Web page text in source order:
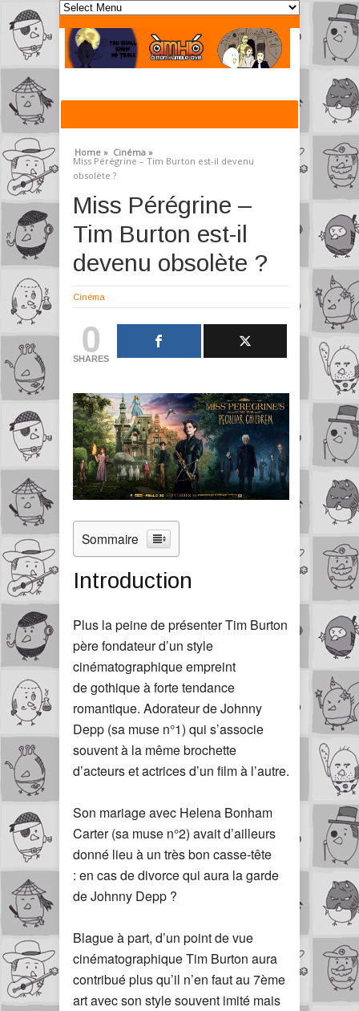
Home » Cinéma »
Miss Pérégrine – Tim Burton est-il devenu
obsolète ?
Miss Pérégrine –
Tim Burton est-il
devenu obsolète ?
Cinéma
0
SHARES
Sommaire
Introduction
Plus la peine de présenter Tim Burton
père fondateur d’un style
cinématographique empreint
de gothique à forte tendance
romantique. Adorateur de Johnny
Depp (sa muse n°1) qui s’associe
souvent à la même brochette
d’acteurs et actrices d’un film à l’autre.
Son mariage avec Helena Bonham
Carter (sa muse n°2) avait d’ailleurs
donné lieu à un très bon casse-tête
: en cas de divorce qui aura la garde
de Johnny Depp ?
Blague à part, d’un point de vue
cinématographique Tim Burton aura
contribué plus qu’il n’en faut au 7ème
art avec son style souvent imité mais